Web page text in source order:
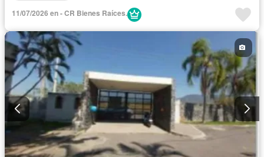
11/07/2026 en - CR Bienes Raíces.